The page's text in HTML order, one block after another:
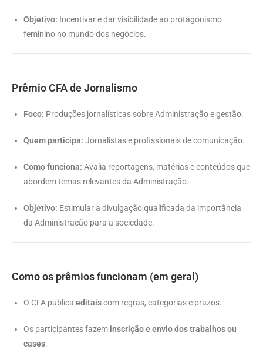
Objetivo: Incentivar e dar visibilidade ao protagonismo
feminino no mundo dos negócios.
Prêmio CFA de Jornalismo
Foco: Produções jornalísticas sobre Administração e gestão.
Quem participa: Jornalistas e profissionais de comunicação.
Como funciona: Avalia reportagens, matérias e conteúdos que
abordem temas relevantes da Administração.
Objetivo: Estimular a divulgação qualificada da importância
da Administração para a sociedade.
Como os prêmios funcionam (em geral)
O CFA publica editaiscom regras, categorias e prazos.
Os participantes fazem inscrição e envio dos trabalhos ou
cases.